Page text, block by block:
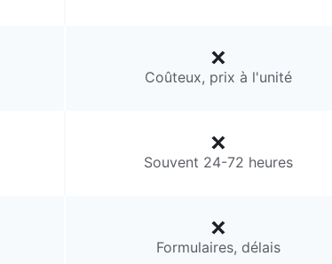
Coûteux, prix à l'unité
Souvent 24-72 heures
Formulaires, délais